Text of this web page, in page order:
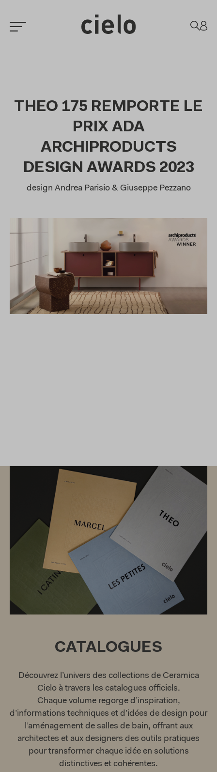
THEO 175 REMPORTE LE
PRIX ADA
ARCHIPRODUCTS
DESIGN AWARDS 2023
design Andrea Parisio & Giuseppe Pezzano
CATALOGUES
Découvrez l’univers des collections de Ceramica
Cielo à travers les catalogues officiels.
Chaque volume regorge d’inspiration,
d’informations techniques et d’idées de design pour
l’aménagement de salles de bain, offrant aux
architectes et aux designers des outils pratiques
pour transformer chaque idée en solutions
distinctives et cohérentes.